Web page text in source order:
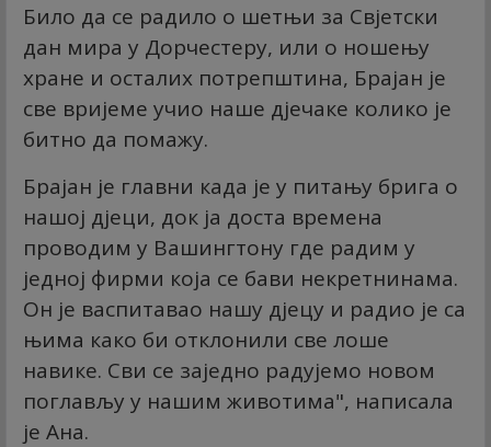
Било да се радило о шетњи за Свјетски
дан мира у Дорчестеру, или о ношењу
хране и осталих потрепштина, Брајан је
све вријеме учио наше дјечаке колико је
битно да помажу.
Брајан је главни када је у питању брига о
нашој дјеци, док ја доста времена
проводим у Вашингтону где радим у
једној фирми која се бави некретнинама.
Он је васпитавао нашу дјецу и радио је са
њима како би отклонили све лоше
навике. Сви се заједно радујемо новом
поглављу у нашим животима", написала
је Ана.